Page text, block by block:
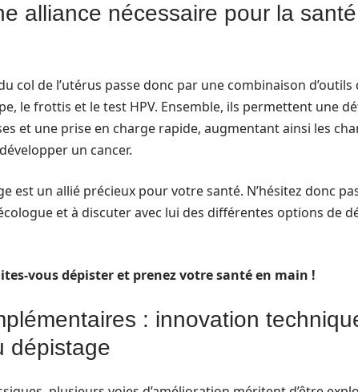
alliance nécessaire pour la
col de l’utérus passe donc par une combinaison
le frottis et le test HPV. Ensemble, ils permettent une
et une prise en charge rapide, augmentant ainsi les
un cancer.
est un allié précieux pour votre santé. N’hésitez donc
et à discuter avec lui des différentes options de
vous dépister et prenez votre santé en main !
: innovation
dépistage